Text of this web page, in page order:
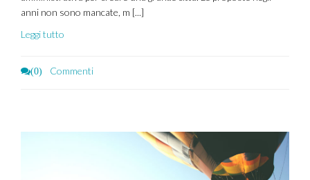
anni non sono mancate, m [...]
Leggi tutto
(0) Commenti